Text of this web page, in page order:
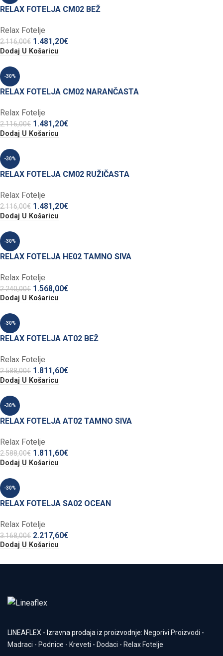
RELAX FOTELJA CM02 BEŽ
Relax Fotelje
2.116,00€ 1.481,20€
Dodaj U Košaricu
-30%
RELAX FOTELJA CM02 NARANČASTA
Relax Fotelje
2.116,00€ 1.481,20€
Dodaj U Košaricu
-30%
RELAX FOTELJA CM02 RUŽIČASTA
Relax Fotelje
2.116,00€ 1.481,20€
Dodaj U Košaricu
-30%
RELAX FOTELJA HE02 TAMNO SIVA
Relax Fotelje
2.240,00€ 1.568,00€
Dodaj U Košaricu
-30%
RELAX FOTELJA AT02 BEŽ
Relax Fotelje
2.588,00€ 1.811,60€
Dodaj U Košaricu
-30%
RELAX FOTELJA AT02 TAMNO SIVA
Relax Fotelje
2.588,00€ 1.811,60€
Dodaj U Košaricu
-30%
RELAX FOTELJA SA02 OCEAN
Relax Fotelje
3.168,00€ 2.217,60€
Dodaj U Košaricu
LINEAFLEX - Izravna prodaja iz proizvodnje: Negorivi Proizvodi -
Madraci - Podnice - Kreveti - Dodaci - Relax Fotelje